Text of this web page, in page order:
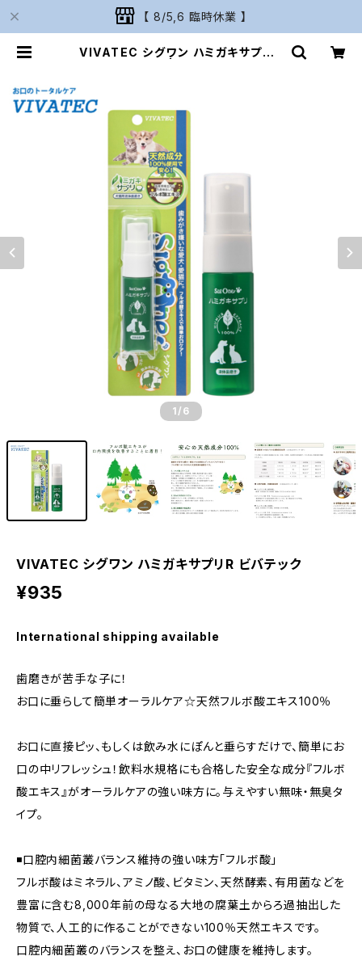
【 8/5,6 臨時休業 】
VIVATEC シグワン ハミガキサプリR
1 /6
VIVATEC シグワン ハミガキサプリR ビバテック
¥935
International shipping available
歯磨きが苦手な子に！
お口に垂らして簡単オーラルケア☆天然フルボ酸エキス100％
お口に直接ピッ、もしくは飲み水にぽんと垂らすだけで、簡単にお
口の中リフレッシュ！飲料水規格にも合格した安全な成分『フルボ
酸エキス』がオーラルケアの強い味方に。与えやすい無味・無臭タ
イプ。
◾️口腔内細菌叢バランス維持の強い味方「フルボ酸」
フルボ酸はミネラル、アミノ酸、ビタミン、天然酵素、有用菌などを
豊富に含む8,000年前の母なる大地の腐葉土からろ過抽出した
物質で、人工的に作ることができない100％天然エキスです。
口腔内細菌叢のバランスを整え、お口の健康を維持します。